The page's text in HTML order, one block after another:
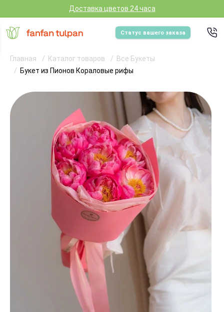
Доставка цветов 24 часа
Статус вашего заказа
Главная Каталог товаров
Все Букеты
Букет из Пионов Кораловые рифы